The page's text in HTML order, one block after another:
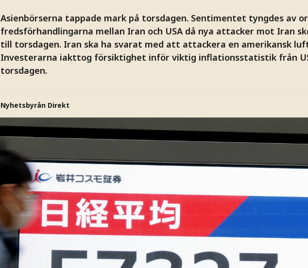
Asienbörserna tappade mark på torsdagen. Sentimentet tyngdes av
fredsförhandlingarna mellan Iran och USA då nya attacker mot Iran
till torsdagen. Iran ska ha svarat med att attackera en amerikansk
Investerarna iakttog försiktighet inför viktig inflationsstatistik från
torsdagen.
Nyhetsbyrån Direkt